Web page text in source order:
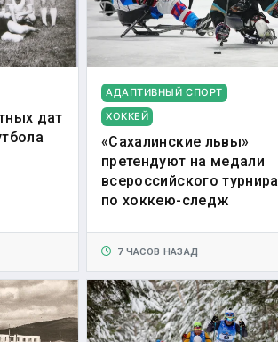
дат
АДАПТИВНЫЙ СПОРТ
ХОККЕЙ
«Сахалинские львы»
претендуют на медали
всероссийского турнира
по хоккею-следж
7 ЧАСОВ НАЗАД